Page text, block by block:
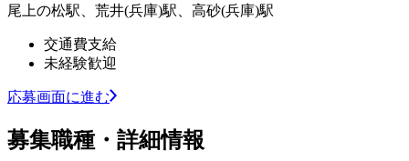
尾上の松駅、荒井(兵庫)駅、高砂(兵庫)駅
交通費支給
未経験歓迎
応募画面に進む
募集職種・詳細情報